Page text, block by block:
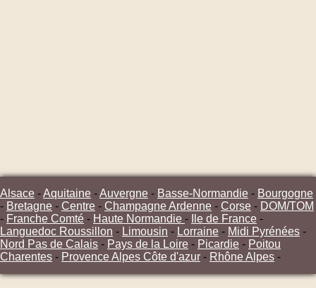
Alsace -Aquitaine -Auvergne - Basse-Normandie - Bourgogne
- Bretagne - Centre - Champagne Ardenne - Corse - DOM/TOM
- Franche Comté - Haute Normandie - Ile de France -
Languedoc Roussillon - Limousin - Lorraine - Midi Pyrénées -
Nord Pas de Calais - Pays de la Loire - Picardie - Poitou
Charentes - Provence Alpes Côte d'azur - Rhône Alpes -